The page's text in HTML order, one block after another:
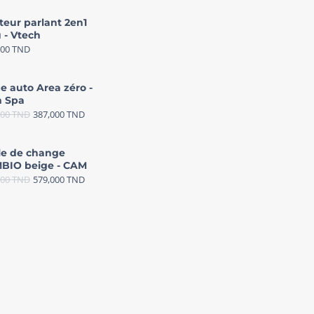
parlant 2en1
- Vtech
TND
auto Area zéro -
Spa
TND 387,000TND
de change
beige - CAM
TND 579,000TND